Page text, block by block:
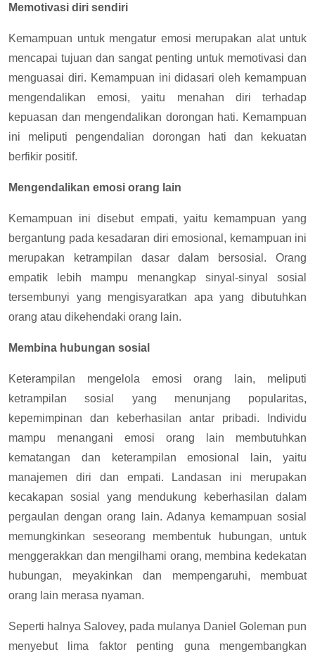
Memotivasi diri sendiri
Kemampuan untuk mengatur emosi merupakan alat untuk
mencapai tujuan dan sangat penting untuk memotivasi dan
menguasai diri. Kemampuan ini didasari oleh kemampuan
mengendalikan emosi, yaitu menahan diri terhadap
kepuasan dan mengendalikan dorongan hati. Kemampuan
ini meliputi pengendalian dorongan hati dan kekuatan
berfikir positif.
Mengendalikan emosi orang lain
Kemampuan ini disebut empati, yaitu kemampuan yang
bergantung pada kesadaran diri emosional, kemampuan ini
merupakan ketrampilan dasar dalam bersosial. Orang
empatik lebih mampu menangkap sinyal-sinyal sosial
tersembunyi yang mengisyaratkan apa yang dibutuhkan
orang atau dikehendaki orang lain.
Membina hubungan sosial
Keterampilan mengelola emosi orang lain, meliputi
ketrampilan sosial yang menunjang popularitas,
kepemimpinan dan keberhasilan antar pribadi. Individu
mampu menangani emosi orang lain membutuhkan
kematangan dan keterampilan emosional lain, yaitu
manajemen diri dan empati. Landasan ini merupakan
kecakapan sosial yang mendukung keberhasilan dalam
pergaulan dengan orang lain. Adanya kemampuan sosial
memungkinkan seseorang membentuk hubungan, untuk
menggerakkan dan mengilhami orang, membina kedekatan
hubungan, meyakinkan dan mempengaruhi, membuat
orang lain merasa nyaman.
Seperti halnya Salovey, pada mulanya Daniel Goleman pun
menyebut lima faktor penting guna mengembangkan